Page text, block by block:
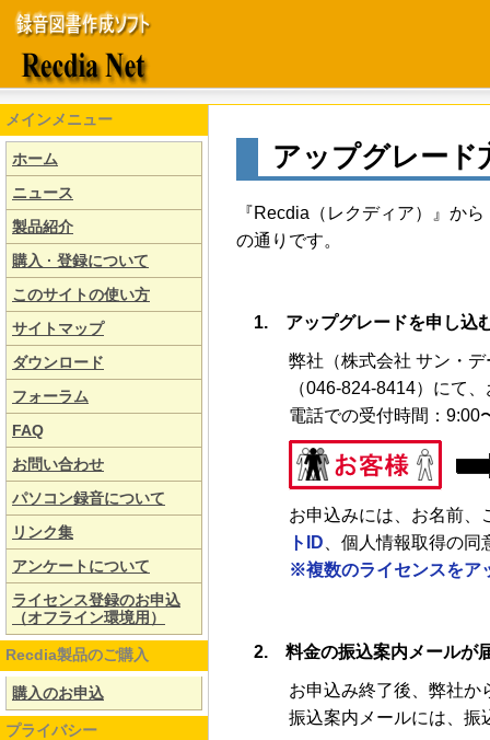
メインメニュー
ホーム
ニュース
製品紹介
購入 · 登録について
このサイトの使い方
サイトマップ
ダウンロード
フォーラム
FAQ
お問い合わせ
パソコン録音について
リンク集
アンケートについて
ライセンス登録のお申込
（オフライン環境用）
Recdia製品のご購入
購入のお申込
プライバシー
アップグレード
『Recdia（レクディア）』か
の通りです。
1. アップグレードを申し込
弊社（株式会社 サン・
（046-824-8414）にて
電話での受付時間：9:00
お申込みには、お名前、
トID 、個人情報取得の
※複数のライセンスをア
2. 料金の振込案内メールが
お申込み終了後、弊社か
振込案内メールには、振